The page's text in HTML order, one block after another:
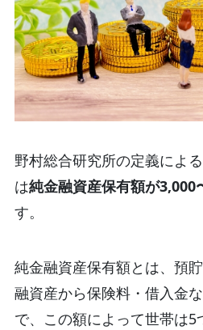
野村総合研究所の定義によ
は純金融資産保有額が3,000
す。
純金融資産保有額とは、預
融資産から保険料・借入金
で、この額によって世帯は5